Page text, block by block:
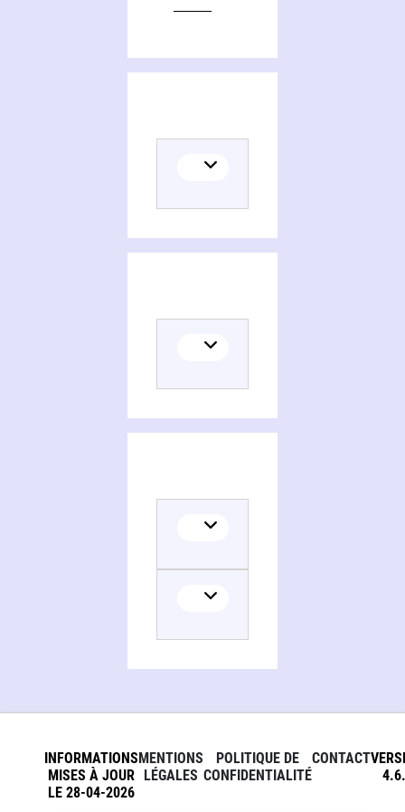
INFORMATIONS
MISES À JOUR
LE 28-04-2026
MENTIONS
LÉGALES
POLITIQUE DE
CONFIDENTIALITÉ
CONTACT